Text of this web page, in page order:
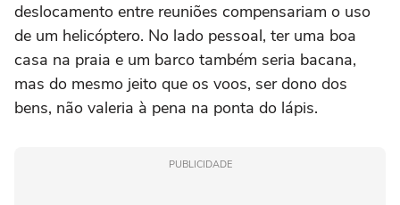
deslocamento entre reuniões compensariam o uso
de um helicóptero. No lado pessoal, ter uma boa
casa na praia e um barco também seria bacana,
mas do mesmo jeito que os voos, ser dono dos
bens, não valeria à pena na ponta do lápis.
PUBLICIDADE